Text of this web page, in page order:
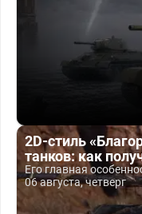
2D-стиль
танков: как
Его главная
06 августа, четверг